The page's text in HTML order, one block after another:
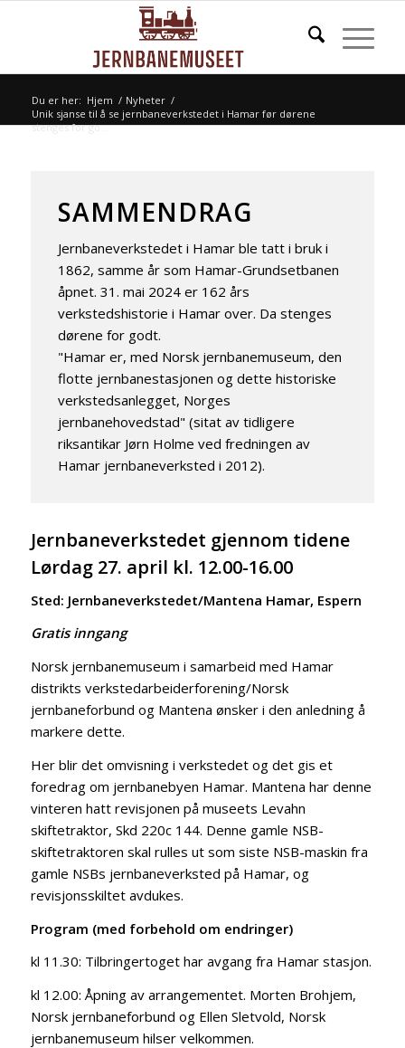
Du er her: Hjem / Nyheter /
Unik sjanse til å se jernbaneverkstedet i Hamar før dørene
stenges for go...
SAMMENDRAG
Jernbaneverkstedet i Hamar ble tatt i bruk i
1862, samme år som Hamar-Grundsetbanen
åpnet. 31. mai 2024 er 162 års
verkstedshistorie i Hamar over. Da stenges
dørene for godt.
"Hamar er, med Norsk jernbanemuseum, den
flotte jernbanestasjonen og dette historiske
verkstedsanlegget, Norges
jernbanehovedstad" (sitat av tidligere
riksantikar Jørn Holme ved fredningen av
Hamar jernbaneverksted i 2012).
Jernbaneverkstedet gjennom tidene
Lørdag 27. april kl. 12.00-16.00
Sted: Jernbaneverkstedet/Mantena Hamar, Espern
Gratis inngang
Norsk jernbanemuseum i samarbeid med Hamar
distrikts verkstedarbeiderforening/Norsk
jernbaneforbund og Mantena ønsker i den anledning å
markere dette.
Her blir det omvisning i verkstedet og det gis et
foredrag om jernbanebyen Hamar. Mantena har denne
vinteren hatt revisjonen på museets Levahn
skiftetraktor, Skd 220c 144. Denne gamle NSB-
skiftetraktoren skal rulles ut som siste NSB-maskin fra
gamle NSBs jernbaneverksted på Hamar, og
revisjonsskiltet avdukes.
Program (med forbehold om endringer)
kl 11.30: Tilbringertoget har avgang fra Hamar stasjon.
kl 12.00: Åpning av arrangementet. Morten Brohjem,
Norsk jernbaneforbund og Ellen Sletvold, Norsk
jernbanemuseum hilser velkommen.